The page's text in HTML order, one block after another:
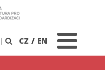
| Vyhledávání
CZ / EN